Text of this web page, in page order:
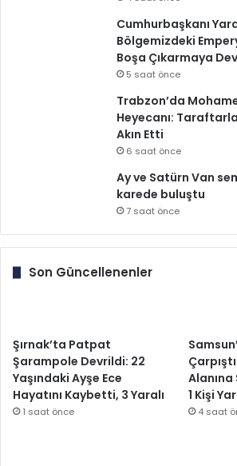
Cumhurbaşkanı
Bölgemizdeki
Boşa Çıkarmaya
5 saat önce
Trabzon’da
Heyecanı:
Akın Etti
6 saat önce
Ay ve Satürn Van
karede buluştu
7 saat önce
Son Güncellenenler
Şırnak’ta Patpat
Şarampole Devrildi: 22
Yaşındaki Ayşe Ece
Hayatını Kaybetti, 3 Yaralı
1 saat önce
1 Kişi
4 saat